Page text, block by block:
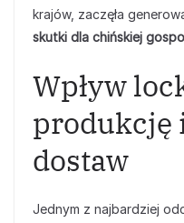
krajów, zaczęła
skutki dla chińskiej
Wpływ
produkcję
dostaw
Jednym z najbardziej